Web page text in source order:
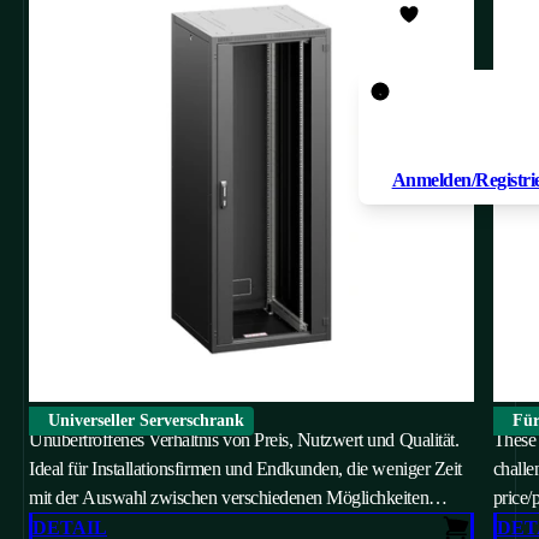
Universeller Serverschrank
iSEVEN Ri7
Unübertroffenes Verhältnis von Preis, Nutzwert und Qualität.
Ideal für Installationsfirmen und Endkunden, die weniger Zeit
mit der Auswahl zwischen verschiedenen Möglichkeiten
verbringen möchten. Hierbei handelt es sich um einen
DETAIL
Anmelden/
price/